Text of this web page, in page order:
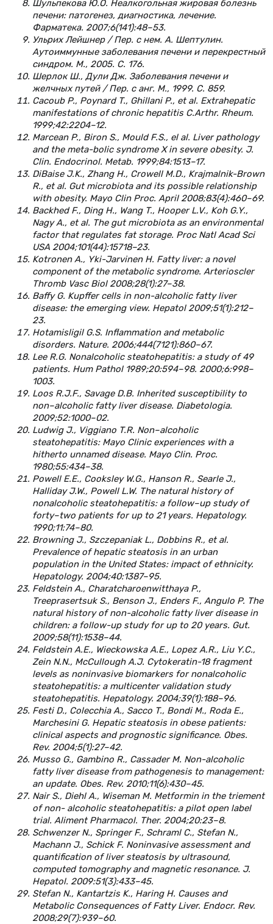
Шульпекова Ю.О. Неалкогольная жировая болезнь
печени: патогенез, диагностика, лечение.
Фарматека. 2007;6(141):48–53.
Ульрих Лейшнер / Пер. с нем. А. Шептулин.
Aутоиммунные заболевания печени и перекрестный
синдром. М., 2005. С. 176.
Шерлок Ш., Дули Дж. Заболевания печени и
желчных путей / Пер. с анг. М., 1999. С. 859.
Cacoub P., Poynard T., Ghillani P., et al. Extrahepatic
manifestations of chronic hepatitis C.Arthr. Rheum.
1999;42:2204–12.
Marcean P., Biron S., Mould F.S., el аl. Liver pathology
and the meta-bolic syndrome X in severe obesity. J.
Clin. Еndocrinol. Metab. 1999;84:1513–17.
DiBaise J.K., Zhang H., Crowell M.D., Krajmalnik-Brown
R., et al. Gut microbiota and its possible relationship
with obesity. Mayo Clin Proc. April 2008;83(4):460–69.
Backhed F., Ding H., Wang T., Hooper L.V., Koh G.Y.,
Nagy A., et al. The gut microbiota as an environmental
factor that regulates fat storage. Proc Natl Acad Sci
USA 2004;101(44):15718–23.
Kotronen A., Yki-Jarvinen H. Fatty liver: a novel
component of the metabolic syndrome. Arterioscler
Thromb Vasc Biol 2008;28(1):27–38.
Baffy G. Kupffer cells in non-alcoholic fatty liver
disease: the emerging view. Hepatol 2009;51(1):212–
23.
Hotamisligil G.S. Inflammation and metabolic
disorders. Nature. 2006;444(7121):860–67.
Lee R.G. Nonalcoholic steatohepatitis: a study of 49
patients. Hum Pathol 1989;20:594–98. 2000;6:998–
1003.
Loos R.J.F., Savage D.B. Inherited susceptibility to
non–alcoholic fatty liver disease. Diabetologia.
2009;52:1000–02.
Ludwig J., Viggiano T.R. Non–alcoholic
steatohepatitis: Mayo Clinic experiences with a
hitherto unnamed disease. Mayo Clin. Proc.
1980;55:434–38.
Powell E.E., Cooksley W.G., Hanson R., Searle J.,
Halliday J.W., Powell L.W. The natural history of
nonalcoholic steatohepatitis: a follow–up study of
forty–two patients for up to 21 years. Hepatology.
1990;11:74–80.
Browning J., Szczepaniak L., Dobbins R., et al.
Prevalence of hepatic steatosis in an urban
population in the United States: impact of ethnicity.
Hepatology. 2004;40:1387–95.
Feldstein A., Charatcharoenwitthaya P.,
Treeprasertsuk S., Benson J., Enders F., Angulo P. The
natural history of non-alcoholic fatty liver disease in
children: a follow-up study for up to 20 years. Gut.
2009;58(11):1538–44.
Feldstein A.E., Wieckowska A.Е., Lopez A.R., Liu Y.C.,
Zein N.N., McCullough A.J. Cytokeratin-18 fragment
levels as noninvasive biomarkers for nonalcoholic
steatohepatitis: a multicenter validation study
steatohepatitis. Hepatology. 2004;39(1):188–96.
Festi D., Colecchia A., Sacco T., Bondi M., Roda E.,
Marchesini G. Hepatic steatosis in obese patients:
clinical aspects and prognostic significance. Obes.
Rev. 2004;5(1):27–42.
Musso G., Gambino R., Cassader M. Non-alcoholic
fatty liver disease from pathogenesis to management:
an update. Obes. Rev. 2010;11(6):430–45.
Nair S., Diehl A., Wiseman M. Metformin in the triement
of non- alcoholic steatohepatitis: a pilot open label
trial. Aliment Pharmacol. Ther. 2004;20:23–8.
Schwenzer N., Springer F., Schraml C., Stefan N.,
Machann J., Schick F. Noninvasive assessment and
quantification of liver steatosis by ultrasound,
computed tomography and magnetic resonance. J.
Hepatol. 2009:51(3):433–45.
Stefan N., Kantartzis K., Hаring H. Causes and
Metabolic Consequences of Fatty Liver. Endocr. Rev.
2008;29(7):939–60.